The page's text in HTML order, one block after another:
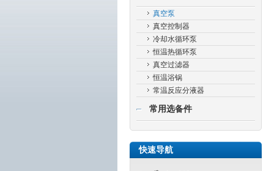
真空泵
真空控制器
冷却水循环泵
恒温热循环泵
真空过滤器
恒温浴锅
常温反应分液器
常用选备件
快速导航